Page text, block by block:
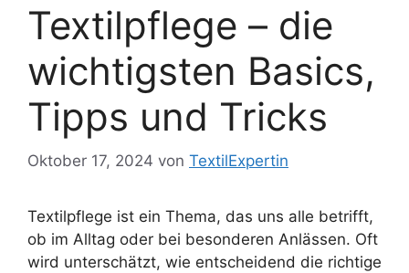
Textilpflege – die
wichtigsten Basics,
Tipps und Tricks
Oktober 17, 2024 von TextilExpertin
Textilpflege ist ein Thema, das uns alle betrifft,
ob im Alltag oder bei besonderen Anlässen. Oft
wird unterschätzt, wie entscheidend die richtige